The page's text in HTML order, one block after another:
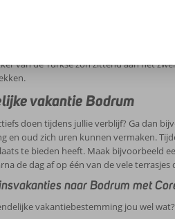
kinderen
naar Bodrum, dan weet je zeker dat
zon, zee, strand en
van de Turkse zon zittend aan het
vakantie Bodrum
doen tijdens jullie verblijf? Ga dan
en oud zich uren kunnen vermaken.
te bieden heeft. Maak bijvoorbeeld
de dag af op één van de vele terrasjes
naar Bodrum met
vakantiebestemming jou wel